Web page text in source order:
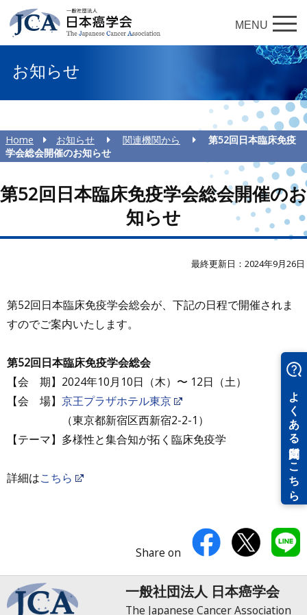
MENU
お知らせ
Home お知らせ 関連機関から
第52回日本臨床免疫
学会総会開催のお知らせ
第52回日本臨床免疫学会総会開催のお
知らせ
最終更新日：2024年9月26日
第52回日本臨床免疫学会総会が、下記の日程で開催されま
すのでご案内いたします。
第52回日本臨床免疫学会総会
【会 期】2024年10月10日（木）〜 12日（土）
【会 場】 京王プラザホテル東京
（東京都新宿区西新宿2-2-1）
【テーマ】多様性と集合知が拓く臨床免疫学
詳細はこちら
Share on
一般社団法人 日本癌学会
The Japanese Cancer Association